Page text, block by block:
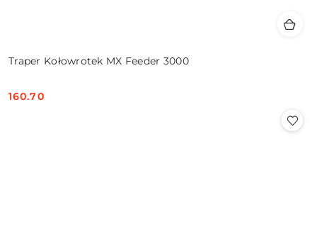
Traper Kołowrotek MX Feeder 3000
Cena:
160.70